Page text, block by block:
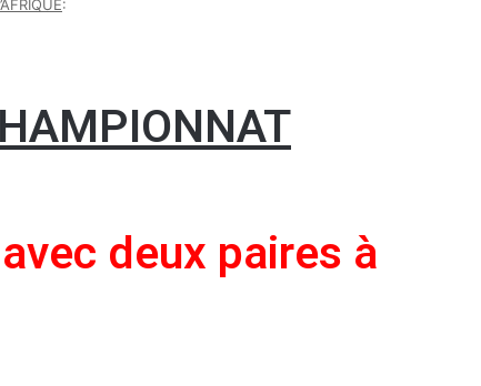
:
deux paires à